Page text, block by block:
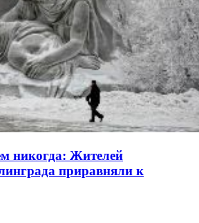
никогда: Жителей
приравняли к